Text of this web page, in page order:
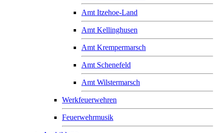
Amt Itzehoe-Land
Amt Kellinghusen
Amt Krempermarsch
Amt Schenefeld
Amt Wilstermarsch
Werkfeuerwehren
Feuerwehrmusik